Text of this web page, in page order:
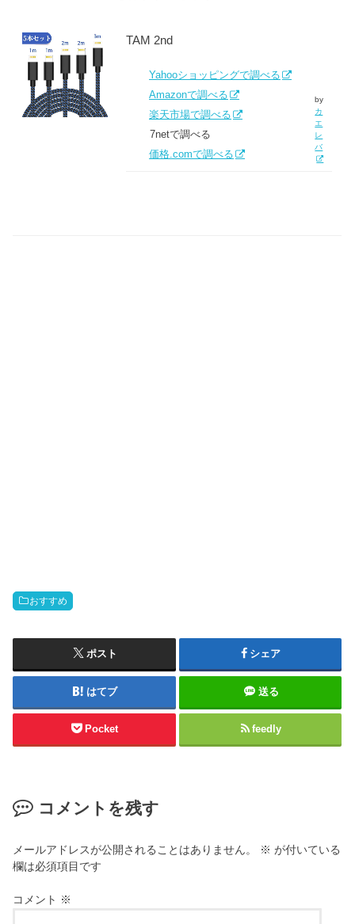
TAM 2nd
Yahooショッピングで調べる
Amazonで調べる
楽天市場で調べる
7netで調べる
価格.comで調べる
by
カ
エ
レ
バ
おすすめ
ポスト シェア
はてブ 送る
Pocket feedly
コメントを残す
メールアドレスが公開されることはありません。 ※ が付いている
欄は必須項目です
コメント ※